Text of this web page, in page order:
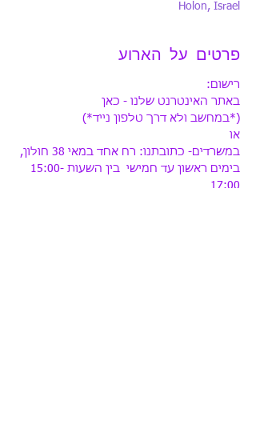
Holon, Israel
פרטים על הארוע
רישום:
באתר האינטרנט שלנו - כאן
(*במחשב ולא דרך טלפון נייד*)
או
במשרדים- כתובתנו: רח אחד במאי 38 חולון,
בימים ראשון עד חמישי  בין השעות 15:00-
17:00